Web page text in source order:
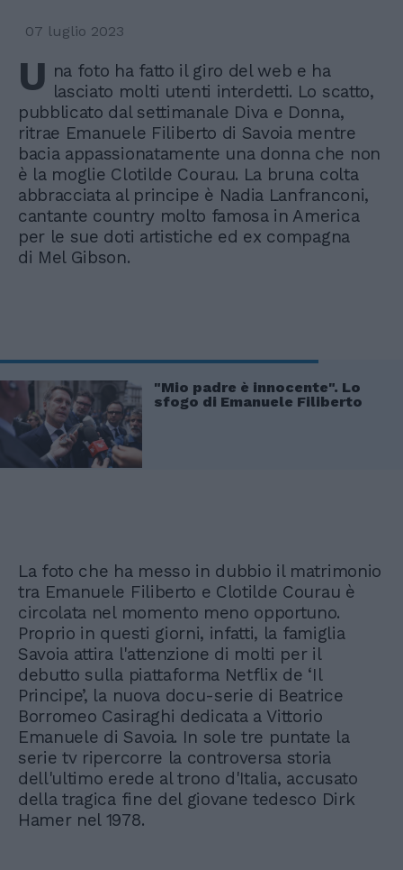
07 luglio 2023
U na foto ha fatto il giro del web e ha
lasciato molti utenti interdetti. Lo scatto,
pubblicato dal settimanale Diva e Donna,
ritrae Emanuele Filiberto di Savoia mentre
bacia appassionatamente una donna che non
è la moglie Clotilde Courau. La bruna colta
abbracciata al principe è Nadia Lanfranconi,
cantante country molto famosa in America
per le sue doti artistiche ed ex compagna
di Mel Gibson.
"Mio padre è innocente". Lo
sfogo di Emanuele Filiberto
La foto che ha messo in dubbio il matrimonio
tra Emanuele Filiberto e Clotilde Courau è
circolata nel momento meno opportuno.
Proprio in questi giorni, infatti, la famiglia
Savoia attira l'attenzione di molti per il
debutto sulla piattaforma Netflix de ‘Il
Principe’, la nuova docu-serie di Beatrice
Borromeo Casiraghi dedicata a Vittorio
Emanuele di Savoia. In sole tre puntate la
serie tv ripercorre la controversa storia
dell'ultimo erede al trono d'Italia, accusato
della tragica fine del giovane tedesco Dirk
Hamer nel 1978.